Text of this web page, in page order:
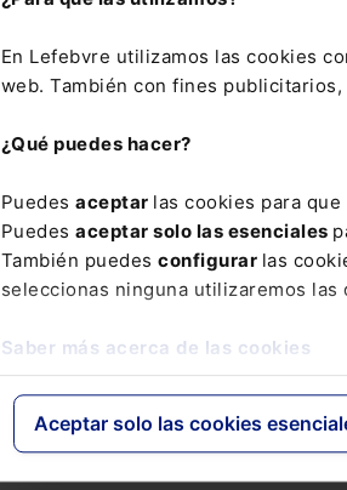
En Lefebvre utilizamos las cookies
web. También con fines
¿Qué puedes hacer?
Puedes aceptar las cookies para
Puedes aceptar solo las esenciales
También puedes configurar las
seleccionas ninguna utilizaremos las
Saber más acerca de las cookies
Aceptar solo las cookies
La suscripción al
del Memento ha
El Memento Social
precio especial para
Laboral y de